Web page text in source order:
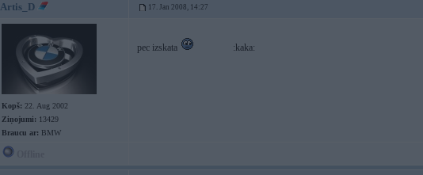
Artis_D 17. Jan 2008, 14:27
Kopš: 22. Aug 2002
Ziņojumi: 13429
Braucu ar: BMW
pec izskata :kaka: